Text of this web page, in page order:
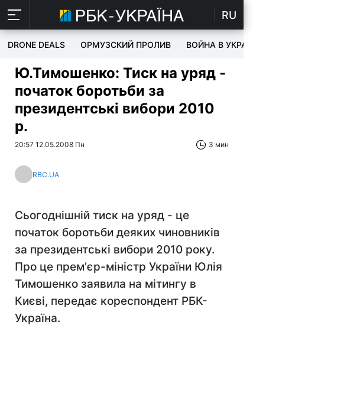
RU
DRONE DEALS ОРМУЗСКИЙ ПРОЛИВ ВОЙНА В УКРАИНЕ
Ю.Тимошенко: Тиск на уряд -
початок боротьби за
президентські вибори 2010
р.
20:57 12.05.2008 Пн 3 мин
RBC.UA
Сьогоднішній тиск на уряд - це
початок боротьби деяких чиновників
за президентські вибори 2010 року.
Про це прем'єр-міністр України Юлія
Тимошенко заявила на мітингу в
Києві, передає кореспондент РБК-
Україна.